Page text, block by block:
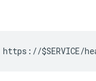
https://